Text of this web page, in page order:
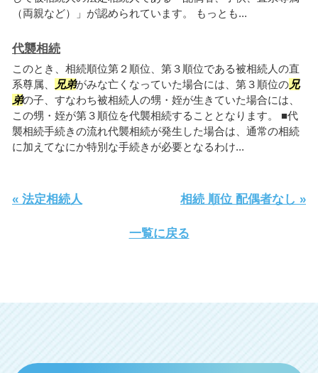
（両親など）」が認められています。 もっとも...
代襲相続
このとき、相続順位第２順位、第３順位である被相続人の直
系尊属、
兄弟がみな亡くなっていた場合には、第３順位の 兄
弟の子、すなわち被相続人の甥・姪が生きていた場合には、
この甥・姪が第３順位を代襲相続することとなります。 ■代
襲相続手続きの流れ代襲相続が発生した場合は、通常の相続
に加えてなにか特別な手続きが必要となるわけ...
« 法定相続人 相続 順位 配偶者なし »
一覧に戻る